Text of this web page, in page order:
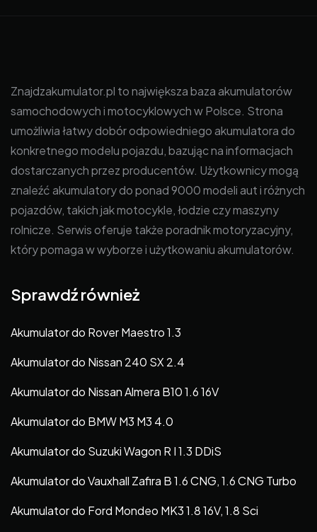
Znajdzakumulator.pl to największa baza akumulatorów
samochodowych i motocyklowych w Polsce. Strona
umożliwia łatwy dobór odpowiedniego akumulatora do
konkretnego modelu pojazdu, bazując na informacjach
dostarczanych przez producentów. Użytkownicy mogą
znaleźć akumulatory do ponad 9000 modeli aut i różnych
pojazdów, takich jak motocykle, łodzie czy maszyny
rolnicze. Serwis oferuje także poradnik motoryzacyjny,
który pomaga w wyborze i użytkowaniu akumulatorów.
Sprawdź również
Akumulator do Rover Maestro 1.3
Akumulator do Nissan 240 SX 2.4
Akumulator do Nissan Almera B10 1.6 16V
Akumulator do BMW M3 M3 4.0
Akumulator do Suzuki Wagon R I 1.3 DDiS
Akumulator do Vauxhall Zafira B 1.6 CNG, 1.6 CNG Turbo
Akumulator do Ford Mondeo MK3 1.8 16V, 1.8 Sci